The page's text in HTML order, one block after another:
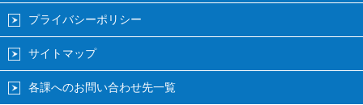
プライバシーポリシー
サイトマップ
各課へのお問い合わせ先一覧